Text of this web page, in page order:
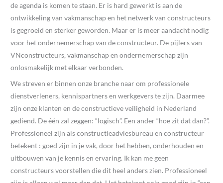
de agenda is komen te staan. Er is hard gewerkt is aan de
ontwikkeling van vakmanschap en het netwerk van constructeurs
is gegroeid en sterker geworden. Maar er is meer aandacht nodig
voor het ondernemerschap van de constructeur. De pijlers van
VNconstructeurs, vakmanschap en ondernemerschap zijn
onlosmakelijk met elkaar verbonden.
We streven er binnen onze branche naar om professionele
dienstverleners, kennispartners en werkgevers te zijn. Daarmee
zijn onze klanten en de constructieve veiligheid in Nederland
gediend. De één zal zeggen: “logisch”. Een ander “hoe zit dat dan?”.
Professioneel zijn als constructieadviesbureau en constructeur
betekent : goed zijn in je vak, door het hebben, onderhouden en
uitbouwen van je kennis en ervaring. Ik kan me geen
constructeurs voorstellen die dit heel anders zien. Professioneel